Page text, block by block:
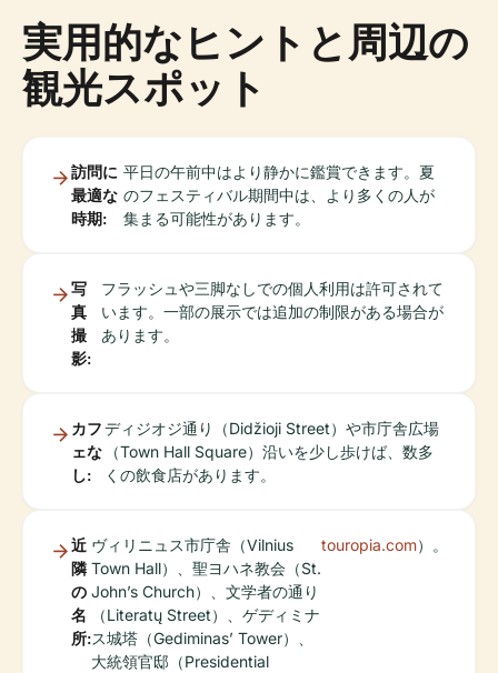
実用的なヒントと周辺の
観光スポット
訪問に
最適な
時期:
平日の午前中はより静かに鑑賞できます。夏
のフェスティバル期間中は、より多くの人が
集まる可能性があります。
写
真
撮
影:
フラッシュや三脚なしでの個人利用は許可されて
います。一部の展示では追加の制限がある場合が
あります。
カフ
ェな
し:
ディジオジ通り（Didžioji Street）や市庁舎広場
（Town Hall Square）沿いを少し歩けば、数多
くの飲食店があります。
近
隣
の
名
所:
ヴィリニュス市庁舎（Vilnius
Town Hall）、聖ヨハネ教会（St.
John’s Church）、文学者の通り
（Literatų Street）、ゲディミナ
ス城塔（Gediminas’ Tower）、
大統領官邸（Presidential
touropia.com）。